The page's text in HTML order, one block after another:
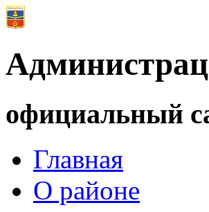
официальный
Главная
О районе